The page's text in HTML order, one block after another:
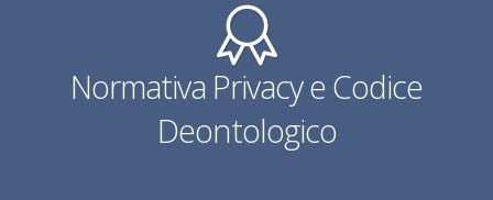
Normativa Privacy e Codice
Deontologico